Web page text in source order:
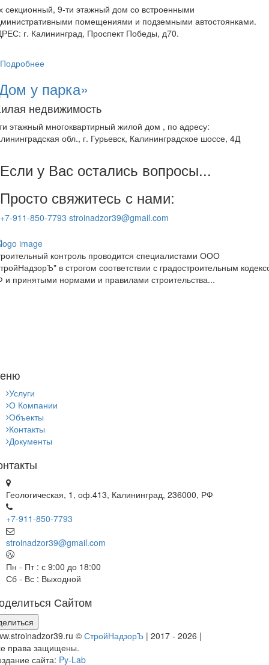
секционный, 9-ти этажный дом со встроенными
помещениями и подземными автостоянками.
г. Калининград, Проспект Победы, д70.
Подробнее
у парка»
недвижимость
этажный многоквартирный жилой дом , по адресу:
обл., г. Гурьевск, Калининградское шоссе, 4Д
Если у Вас остались вопросы...
Просто свяжитесь с нами:
+7-911-850-7793 stroinadzor39@gmail.com
контроль проводится специалистами ООО
в строгом соответствии с градостроительным
и принятыми нормами и правилами строительства...
Услуги
О Компании
Объекты
Контакты
Документы
Геологическая, 1, оф.413, Калининград, 236000, РФ
+7-911-850-7793
stroinadzor39@gmail.com
Пн - Пт : с 9:00 до 18:00
Сб - Вс : Выходной
Сайтом
© СтройНадзорЪ | 2017 - 2026 |
права защищены.
сайта: Py-Lab